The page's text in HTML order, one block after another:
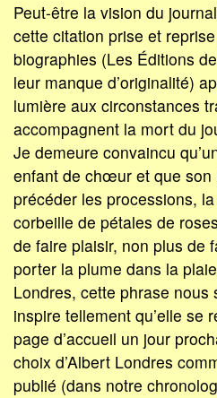
Peut-être la vision du
cette citation prise et
biographies (Les Éditions
leur manque d’originalité)
lumière aux circonstances
accompagnent la mort du
Je demeure convaincu
enfant de chœur et que son
précéder les processions,
corbeille de pétales de
de faire plaisir, non plus de
porter la plume dans la
Londres, cette phrase nous
inspire tellement qu’elle se
page d’accueil un jour
choix d’Albert Londres
publié (dans notre